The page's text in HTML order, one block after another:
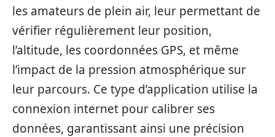
les amateurs de plein air, leur permettant de
vérifier régulièrement leur position,
l’altitude, les coordonnées GPS, et même
l’impact de la pression atmosphérique sur
leur parcours. Ce type d’application utilise la
connexion internet pour calibrer ses
données, garantissant ainsi une précision